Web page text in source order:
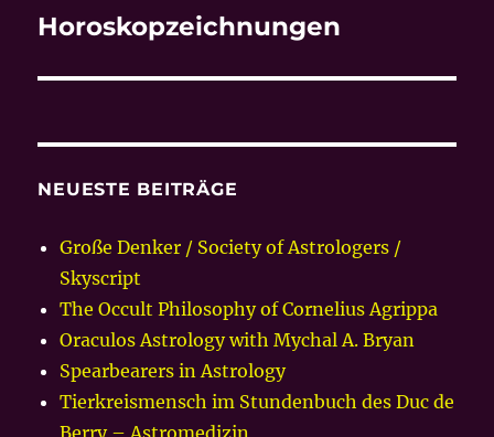
Nächster
Horoskopzeichnungen
NEUESTE BEITRÄGE
Große Denker / Society of Astrologers /
Skyscript
The Occult Philosophy of Cornelius Agrippa
Oraculos Astrology with Mychal A. Bryan
Spearbearers in Astrology
Tierkreismensch im Stundenbuch des Duc de